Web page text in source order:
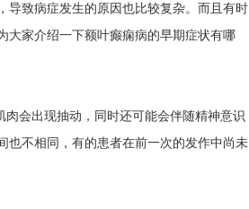
导致病症发生的原因也比较复杂。而且有时
大家介绍一下额叶癫痫病的早期症状有哪
会出现抽动，同时还可能会伴随精神意识
也不相同，有的患者在前一次的发作中尚未